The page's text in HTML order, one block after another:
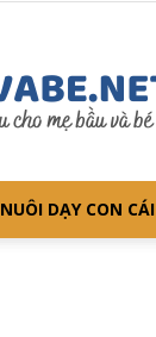
NUÔI DẠY CON CÁI